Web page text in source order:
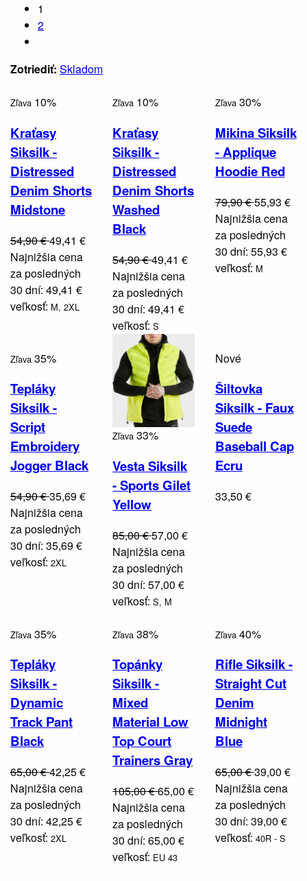
1
2
Zotriediť: Skladom
Zľava 10%
Kraťasy
Siksilk -
Distressed
Denim Shorts
Midstone
54,90 €49,41 €
Najnižšia cena
za posledných
30 dní: 49,41 €
veľkosť: M, 2XL
Zľava 10%
Kraťasy
Siksilk -
Distressed
Denim Shorts
Washed
Black
54,90 €49,41 €
Najnižšia cena
za posledných
30 dní: 49,41 €
veľkosť: S
Zľava30%
Mikina Siksilk
- Applique
Hoodie Red
79,90 €55,93 €
Najnižšia cena
za posledných
30 dní: 55,93 €
veľkosť: M
Zľava 35%
Tepláky
Siksilk -
Script
Embroidery
Jogger Black
54,90 €35,69 €
Najnižšia cena
za posledných
30 dní: 35,69 €
veľkosť: 2XL
Zľava 33%
Vesta Siksilk
- Sports Gilet
Yellow
85,00 €57,00 €
Najnižšia cena
za posledných
30 dní: 57,00 €
veľkosť: S, M
Nové
Šiltovka
Siksilk - Faux
Suede
Baseball Cap
Ecru
33,50 €
Zľava 35%
Tepláky
Siksilk -
Dynamic
Track Pant
Black
65,00 €42,25 €
Najnižšia cena
za posledných
30 dní: 42,25 €
veľkosť: 2XL
Zľava 38%
Topánky
Siksilk -
Mixed
Material Low
Top Court
Trainers Gray
105,00 €65,00 €
Najnižšia cena
za posledných
30 dní: 65,00 €
veľkosť: EU 43
Zľava40%
Rifle Siksilk -
Straight Cut
Denim
Midnight
Blue
65,00 €39,00 €
Najnižšia cena
za posledných
30 dní: 39,00 €
veľkosť: 40R - S